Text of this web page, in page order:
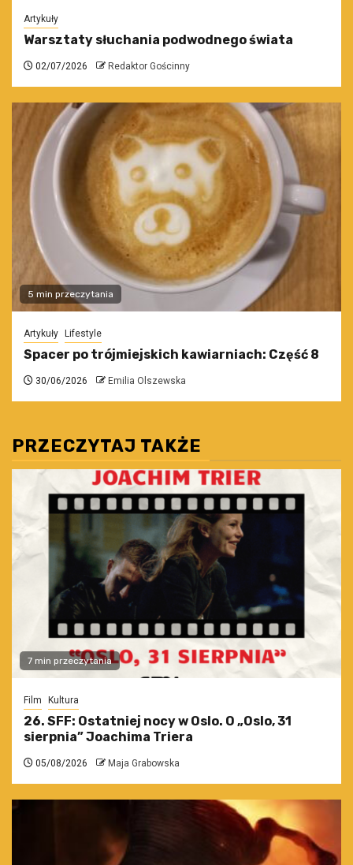
Artykuły
Warsztaty słuchania podwodnego świata
02/07/2026 Redaktor Gościnny
5 min przeczytania
Artykuły Lifestyle
Spacer po trójmiejskich kawiarniach: Część 8
30/06/2026 Emilia Olszewska
PRZECZYTAJ TAKŻE
7 min przeczytania
Film Kultura
26. SFF: Ostatniej nocy w Oslo. O „Oslo, 31
sierpnia” Joachima Triera
05/08/2026 Maja Grabowska